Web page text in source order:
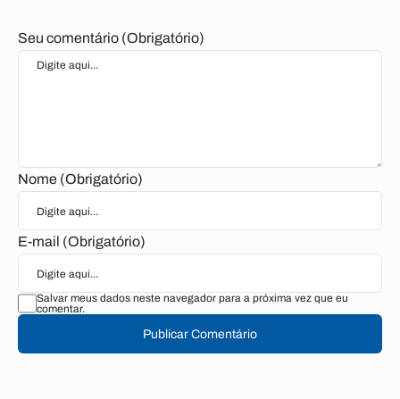
Seu comentário (Obrigatório)
Nome (Obrigatório)
E-mail (Obrigatório)
Salvar meus dados neste navegador para a próxima vez que eu
comentar.
Publicar Comentário